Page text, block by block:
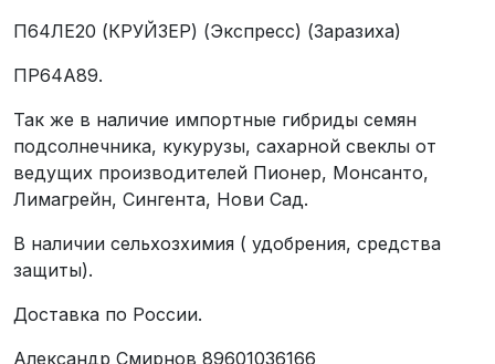
П64ЛЕ20 (КРУЙЗЕР) (Экспресс) (Заразиха)
ПР64А89.
Так же в наличие импортные гибриды семян
подсолнечника, кукурузы, сахарной свеклы от
ведущих производителей Пионер, Монсанто,
Лимагрейн, Сингента, Нови Сад.
В наличии сельхозхимия ( удобрения, средства
защиты).
Доставка по России.
Александр Смирнов 89601036166